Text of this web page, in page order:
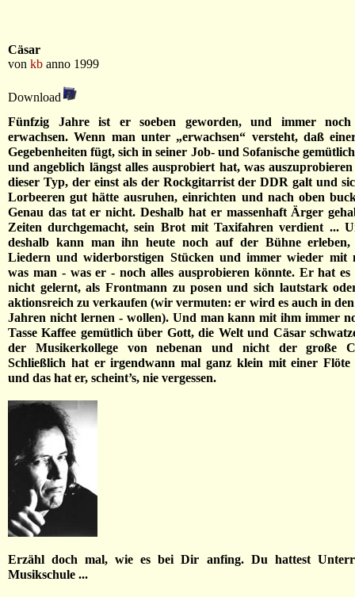
Cäsar
von kb anno 1999
Download
Fünfzig Jahre ist er soeben geworden, und immer noch
erwachsen. Wenn man unter „erwachsen“ versteht, daß
Gegebenheiten fügt, sich in seiner Job- und Sofanische
und angeblich längst alles ausprobiert hat, was
dieser Typ, der einst als der Rockgitarrist der DDR galt und
Lorbeeren gut hätte ausruhen, einrichten und nach oben
Genau das tat er nicht. Deshalb hat er massenhaft Ärger
Zeiten durchgemacht, sein Brot mit Taxifahren verdient ...
deshalb kann man ihn heute noch auf der Bühne
Liedern und widerborstigen Stücken und immer wieder mit
was man - was er - noch alles ausprobieren könnte. Er hat es
nicht gelernt, als Frontmann zu posen und sich lautstark
aktionsreich zu verkaufen (wir vermuten: er wird es auch in den
Jahren nicht lernen - wollen). Und man kann mit ihm immer
Tasse Kaffee gemütlich über Gott, die Welt und Cäsar
der Musikerkollege von nebenan und nicht der große
Schließlich hat er irgendwann mal ganz klein mit einer Flöte
und das hat er, scheint’s, nie vergessen.
Erzähl doch mal, wie es bei Dir anfing. Du hattest
Musikschule ...